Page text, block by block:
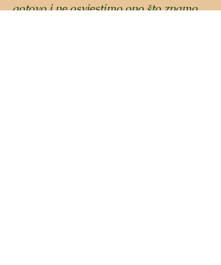
gotovo i ne osvjestimo ono što znamo